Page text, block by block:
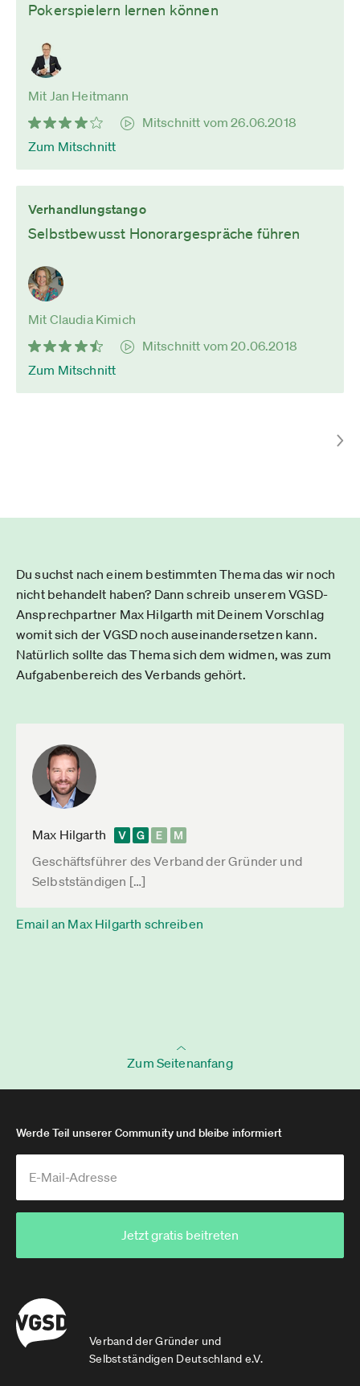
Pokerspielern lernen können
Mit Jan Heitmann
Mitschnitt vom 26.06.2018
Zum Mitschnitt
Verhandlungstango
Selbstbewusst Honorargespräche führen
Mit Claudia Kimich
Mitschnitt vom 20.06.2018
Zum Mitschnitt
Du suchst nach einem bestimmten Thema das wir noch
nicht behandelt haben? Dann schreib unserem VGSD-
Ansprechpartner Max Hilgarth mit Deinem Vorschlag
womit sich der VGSD noch auseinandersetzen kann.
Natürlich sollte das Thema sich dem widmen, was zum
Aufgabenbereich des Verbands gehört.
Max Hilgarth
Geschäftsführer des Verband der Gründer und
Selbstständigen […]
Email an Max Hilgarth schreiben
Zum Seitenanfang
Verband der Gründer und
Selbstständigen Deutschland e.V.
Werde Teil unserer Community und bleibe informiert
Jetzt gratis beitreten